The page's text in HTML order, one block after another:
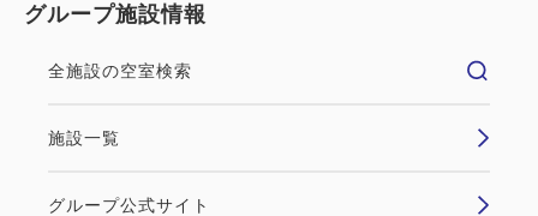
グループ施設情報
全施設の空室検索
施設一覧
グループ公式サイト